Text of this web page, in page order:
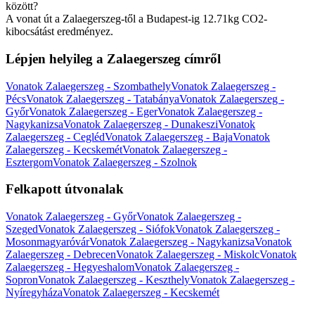
között?
A vonat út a Zalaegerszeg-től a Budapest-ig 12.71kg CO2-
kibocsátást eredményez.
Lépjen helyileg a Zalaegerszeg címről
Vonatok Zalaegerszeg - SzombathelyVonatok Zalaegerszeg -
PécsVonatok Zalaegerszeg - TatabányaVonatok Zalaegerszeg -
GyőrVonatok Zalaegerszeg - EgerVonatok Zalaegerszeg -
NagykanizsaVonatok Zalaegerszeg - DunakesziVonatok
Zalaegerszeg - CeglédVonatok Zalaegerszeg - BajaVonatok
Zalaegerszeg - KecskemétVonatok Zalaegerszeg -
EsztergomVonatok Zalaegerszeg - Szolnok
Felkapott útvonalak
Vonatok Zalaegerszeg - GyőrVonatok Zalaegerszeg -
SzegedVonatok Zalaegerszeg - SiófokVonatok Zalaegerszeg -
MosonmagyaróvárVonatok Zalaegerszeg - NagykanizsaVonatok
Zalaegerszeg - DebrecenVonatok Zalaegerszeg - MiskolcVonatok
Zalaegerszeg - HegyeshalomVonatok Zalaegerszeg -
SopronVonatok Zalaegerszeg - KeszthelyVonatok Zalaegerszeg -
NyíregyházaVonatok Zalaegerszeg - Kecskemét